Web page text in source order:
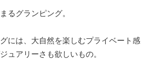
るグランピング。
には、大自然を楽しむプライベート感
ュアリーさも欲しいもの。